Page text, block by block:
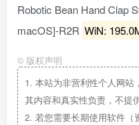
Robotic Bean Hand Clap
macOS]-R2R WiN:
© 版权声明
1. 本站为非营利性个人网站
其内容和真实性负责，不提
2. 若您需要长期使用软件（